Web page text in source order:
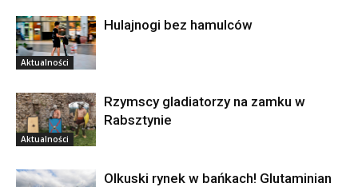
Aktualności
Hulajnogi bez hamulców
Aktualności
Rzymscy gladiatorzy na zamku w
Rabsztynie
Olkuski rynek w bańkach! Glutaminian